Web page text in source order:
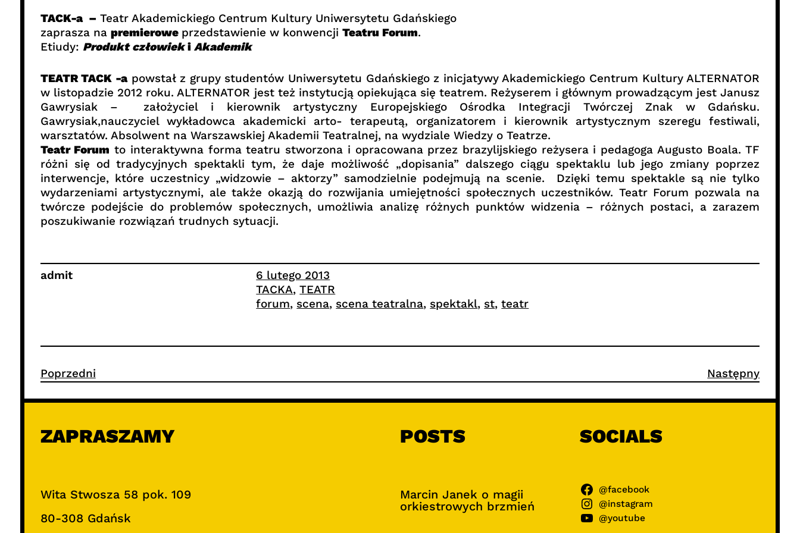
TACK-a – Teatr Akademickiego Centrum Kultury Uniwersytetu Gdańskiego
zaprasza na premierowe przedstawienie w konwencji Teatru Forum.
Etiudy: Produkt człowieki Akademik
TEATR TACK -apowstał z grupy studentów Uniwersytetu Gdańskiego z inicjatywy Akademickiego Centrum Kultury ALTERNATOR
w listopadzie 2012 roku. ALTERNATOR jest też instytucją opiekująca się teatrem. Reżyserem i głównym prowadzącym jest Janusz
Gawrysiak – założyciel i kierownik artystyczny Europejskiego Ośrodka Integracji Twórczej Znak w Gdańsku.
Gawrysiak,nauczyciel wykładowca akademicki arto- terapeutą, organizatorem i kierownik artystycznym szeregu festiwali,
warsztatów. Absolwent na Warszawskiej Akademii Teatralnej, na wydziale Wiedzy o Teatrze.
Teatr Forum to interaktywna forma teatru stworzona i opracowana przez brazylijskiego reżysera i pedagoga Augusto Boala. TF
różni się od tradycyjnych spektakli tym, że daje możliwość „dopisania” dalszego ciągu spektaklu lub jego zmiany poprzez
interwencje, które uczestnicy „widzowie – aktorzy” samodzielnie podejmują na scenie. Dzięki temu spektakle są nie tylko
wydarzeniami artystycznymi, ale także okazją do rozwijania umiejętności społecznych uczestników. Teatr Forum pozwala na
twórcze podejście do problemów społecznych, umożliwia analizę różnych punktów widzenia – różnych postaci, a zarazem
poszukiwanie rozwiązań trudnych sytuacji.
admit
6 lutego 2013
TACKA, TEATR
forum, scena, scena teatralna, spektakl, st, teatr
Poprzedni Następny
ZAPRASZAMY
Wita Stwosza 58 pok. 109
80-308 Gdańsk
POSTS
Marcin Janek o magii
orkiestrowych brzmień
SOCIALS
@facebook
@instagram
@youtube